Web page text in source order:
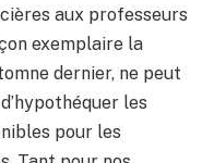
aux professeurs
exemplaire la
dernier, ne peut
les
pour les